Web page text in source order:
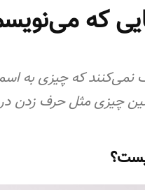
که
نمی‌کنند که چیزی به
چیزی مثل حرف زدن